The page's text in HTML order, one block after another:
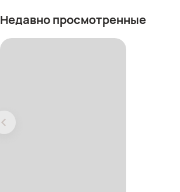
Недавно просмотренные